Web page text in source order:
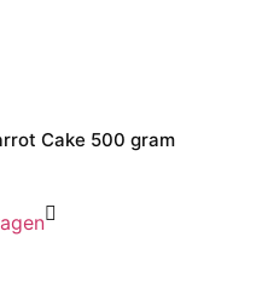
Cake 500 gram